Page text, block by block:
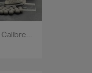
Calibre...